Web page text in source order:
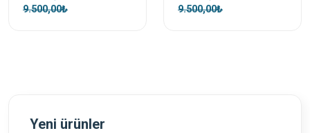
9.500,00₺ 9.500,00₺
Yeni ürünler